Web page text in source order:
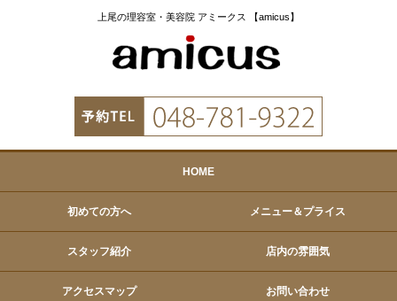
上尾の理容室・美容院 アミークス 【amicus】
HOME
初めての方へ メニュー＆プライス
スタッフ紹介 店内の雰囲気
アクセスマップ お問い合わせ